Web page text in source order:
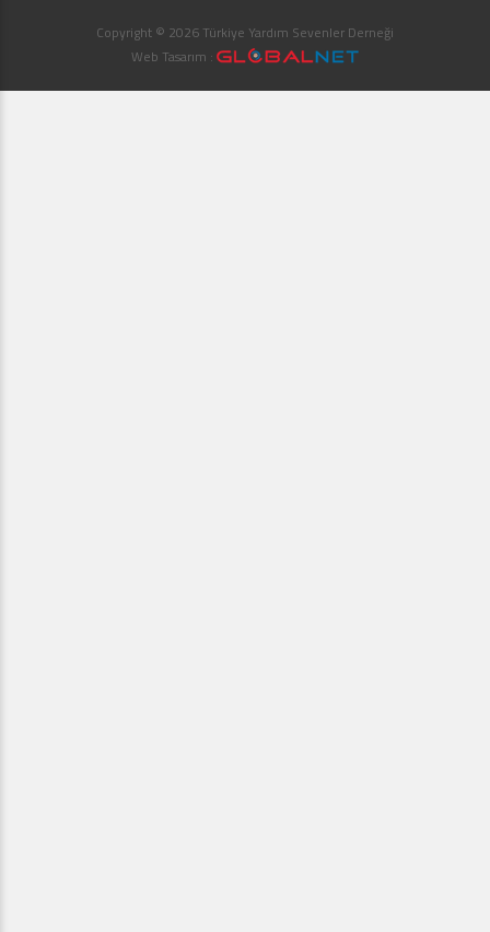
Copyright © 2026 Türkiye Yardım Sevenler Derneği
Web Tasarım :